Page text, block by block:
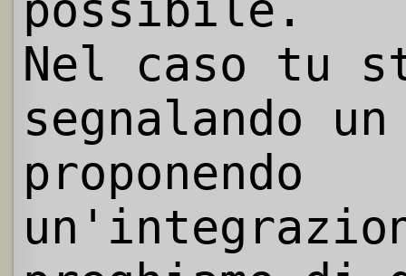
Nel caso tu
segnalando
proponendo